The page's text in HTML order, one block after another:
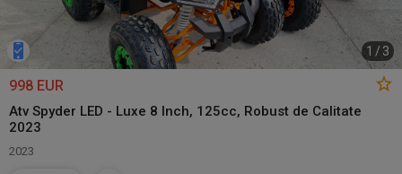
1 / 3
998 EUR
Atv Spyder LED - Luxe 8 Inch, 125cc, Robust de Calitate
2023
2023